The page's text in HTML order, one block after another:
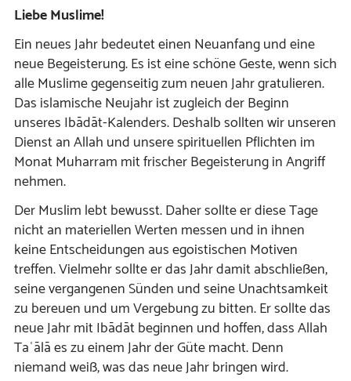
Liebe Muslime!
Ein neues Jahr bedeutet einen Neuanfang und eine
neue Begeisterung. Es ist eine schöne Geste, wenn sich
alle Muslime gegenseitig zum neuen Jahr gratulieren.
Das islamische Neujahr ist zugleich der Beginn
unseres Ibādāt-Kalenders. Deshalb sollten wir unseren
Dienst an Allah und unsere spirituellen Pflichten im
Monat Muharram mit frischer Begeisterung in Angriff
nehmen.
Der Muslim lebt bewusst. Daher sollte er diese Tage
nicht an materiellen Werten messen und in ihnen
keine Entscheidungen aus egoistischen Motiven
treffen. Vielmehr sollte er das Jahr damit abschließen,
seine vergangenen Sünden und seine Unachtsamkeit
zu bereuen und um Vergebung zu bitten. Er sollte das
neue Jahr mit Ibādāt beginnen und hoffen, dass Allah
Taʿālā es zu einem Jahr der Güte macht. Denn
niemand weiß, was das neue Jahr bringen wird.